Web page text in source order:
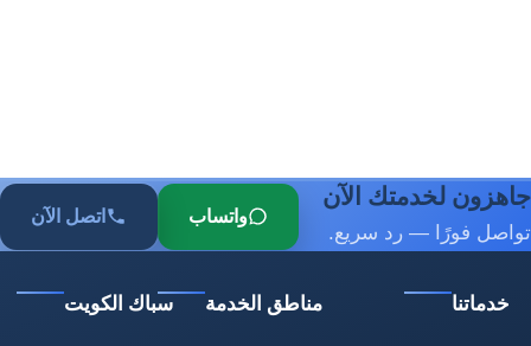
جاهزون لخدمتك الآن
تواصل فورًا — رد سريع.
واتساب اتصل الآن
خدماتنا مناطق الخدمة سباك الكويت